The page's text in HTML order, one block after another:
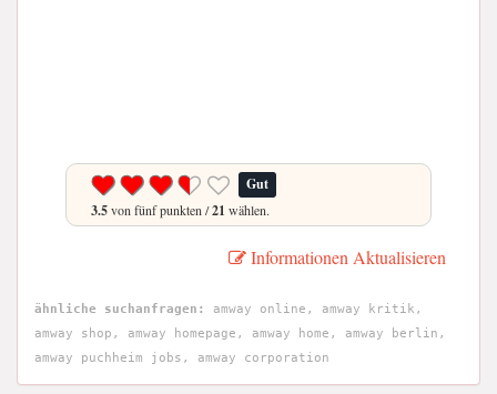
Gut
3.5von fünf punkten /21 wählen.
Informationen Aktualisieren
ähnliche suchanfragen:
amway online, amway kritik,
amway shop, amway homepage, amway home, amway berlin,
amway puchheim jobs, amway corporation